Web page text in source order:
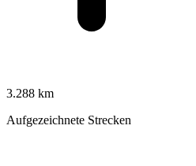
3.288 km
Aufgezeichnete Strecken